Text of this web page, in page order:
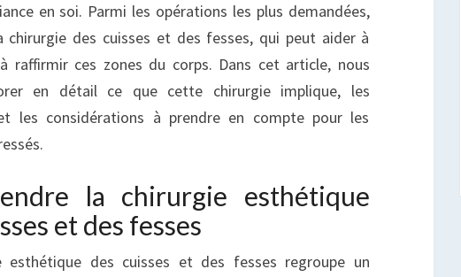
en soi. Parmi les opérations les plus demandées,
chirurgie des cuisses et des fesses, qui peut aider à
raffirmir ces zones du corps. Dans cet article, nous
en détail ce que cette chirurgie implique, les
les considérations à prendre en compte pour les
la chirurgie esthétique
et des fesses
esthétique des cuisses et des fesses regroupe un